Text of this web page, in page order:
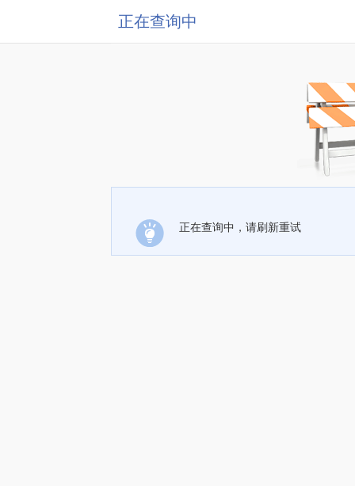
正在查询中
正在查询中，请刷新重试